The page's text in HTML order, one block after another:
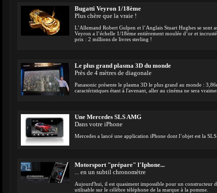
Bugatti Veyron 1/18ème
Plus chère que la vraie !
L’Allemand Robert Gulpen et l’Anglais Stuart Hughes se sont
Veyron a l’échelle 1/18ème entièrement moulée d’or et
prix : 2 millions de livres sterling !
Le plus grand plasma 3D du monde
Près de 4 mètres de diagonale
Panasonic présente le plasma 3D le plus grand au monde :
caractéristiques étant à l'avenant, aller au cinéma ne sera
Une Mercedes SLS AMG
Dans votre iPhone
Mercedes a lancé une application iPhone dont l’objet est la
Motorsport "prépare" l'Iphone...
... en un subtil chronomètre
Aujourd'hui, il est quasiment impossible pour un constructeur
utilisable sur le célèbre téléphone de la marque à la pomme.